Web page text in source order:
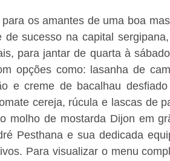
os amantes de uma boa
de sucesso na capital
para jantar de quarta à
opções como: lasanha de
e creme de bacalhau
cereja, rúcula e lascas de
molho de mostarda Dijon em
Pesthana e sua dedicada
Para visualizar o menu